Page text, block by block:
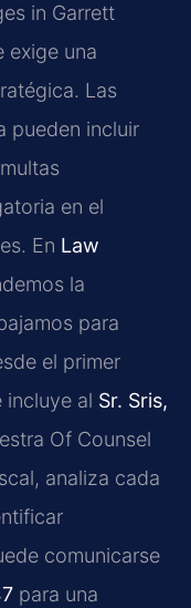
in Garrett
exige una
Las
pueden incluir
en el
En Law
la
para
el primer
incluye al Sr. Sris,
Of Counsel
analiza cada
comunicarse
para una